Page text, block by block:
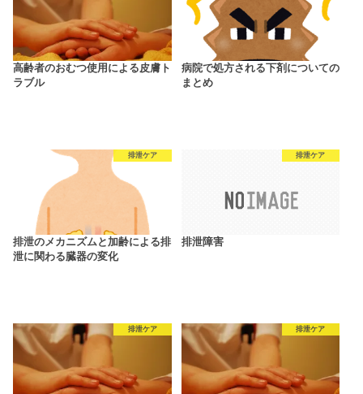
高齢者のおむつ使用による皮膚ト
ラブル
病院で処方される下剤についての
まとめ
排泄ケア
排泄のメカニズムと加齢による排
泄に関わる臓器の変化
排泄ケア
排泄障害
排泄ケア 排泄ケア